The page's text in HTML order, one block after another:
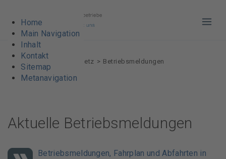
Home
Main Navigation
Inhalt
Kontakt
Sitemap
Metanavigation
Fahrpläne & Netz Betriebsmeldungen
Aktuelle Betriebsmeldungen
Betriebsmeldungen, Fahrplan und Abfahrten in